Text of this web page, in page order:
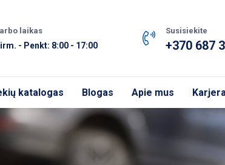
laikas
- Penkt: 8:00 - 17:00
Susisiekite
+370 687
katalogas Blogas Apie mus